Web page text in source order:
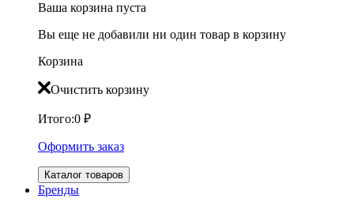
Ваша корзина пуста
Вы еще не добавили ни один товар в корзину
Корзина
Очистить корзину
Итого:0 ₽
Оформить заказ
Каталог товаров
Бренды